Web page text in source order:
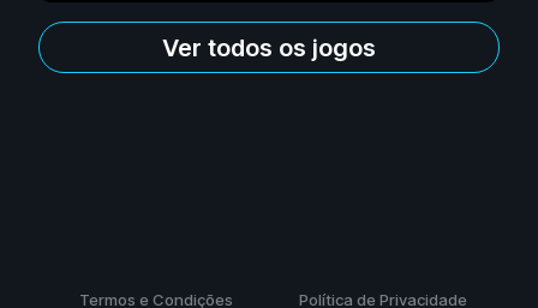
Ver todos os jogos
Termos e Condições Política de Privacidade